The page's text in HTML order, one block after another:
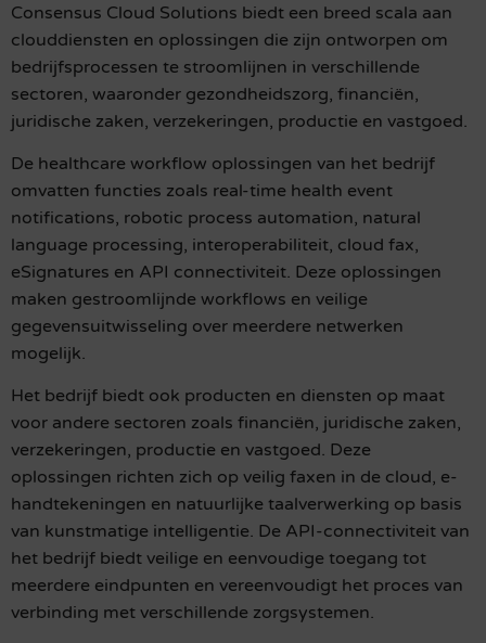
Consensus Cloud Solutions biedt een breed scala aan
clouddiensten en oplossingen die zijn ontworpen om
bedrijfsprocessen te stroomlijnen in verschillende
sectoren, waaronder gezondheidszorg, financiën,
juridische zaken, verzekeringen, productie en vastgoed.
De healthcare workflow oplossingen van het bedrijf
omvatten functies zoals real-time health event
notifications, robotic process automation, natural
language processing, interoperabiliteit, cloud fax,
eSignatures en API connectiviteit. Deze oplossingen
maken gestroomlijnde workflows en veilige
gegevensuitwisseling over meerdere netwerken
mogelijk.
Het bedrijf biedt ook producten en diensten op maat
voor andere sectoren zoals financiën, juridische zaken,
verzekeringen, productie en vastgoed. Deze
oplossingen richten zich op veilig faxen in de cloud, e-
handtekeningen en natuurlijke taalverwerking op basis
van kunstmatige intelligentie. De API-connectiviteit van
het bedrijf biedt veilige en eenvoudige toegang tot
meerdere eindpunten en vereenvoudigt het proces van
verbinding met verschillende zorgsystemen.